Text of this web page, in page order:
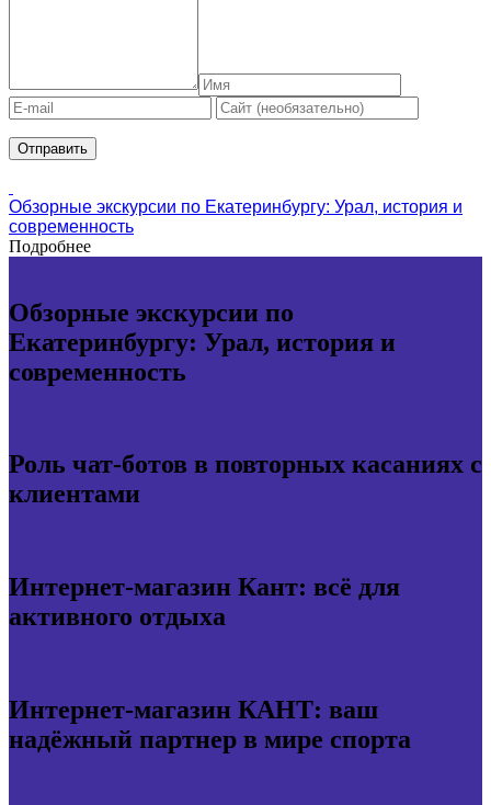
Обзорные экскурсии по Екатеринбургу: Урал, история и
современность
Подробнее
Обзорные экскурсии по
Екатеринбургу: Урал, история и
современность
Роль чат-ботов в повторных касаниях с
клиентами
Интернет-магазин Кант: всё для
активного отдыха
Интернет-магазин КАНТ: ваш
надёжный партнер в мире спорта